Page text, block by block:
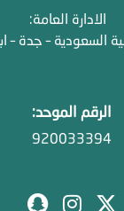
الادارة العامة:
السعودية – جدة –
الرقم الموحد:
920033394